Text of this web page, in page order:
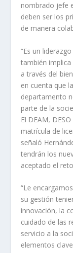
nombrado jefe
deben ser los
de manera
“Es un
también implica
a través del
en cuenta que
departamento
parte de la
El DEAM,
matrícula de
señaló
tendrán los
aceptado el
“Le
su gestión
innovación, la
cuidado de las
servicio a la
elementos